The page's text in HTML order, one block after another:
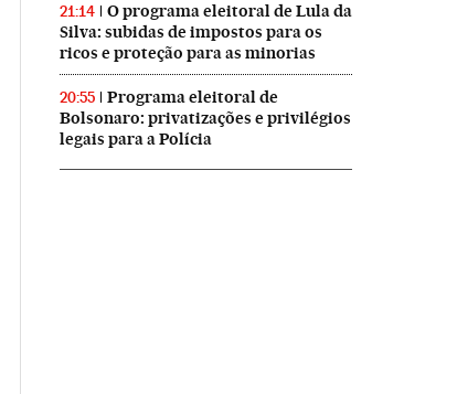
21:14
O programa eleitoral de Lula da
Silva: subidas de impostos para os
ricos e proteção para as minorias
20:55
Programa eleitoral de
Bolsonaro: privatizações e privilégios
legais para a Polícia